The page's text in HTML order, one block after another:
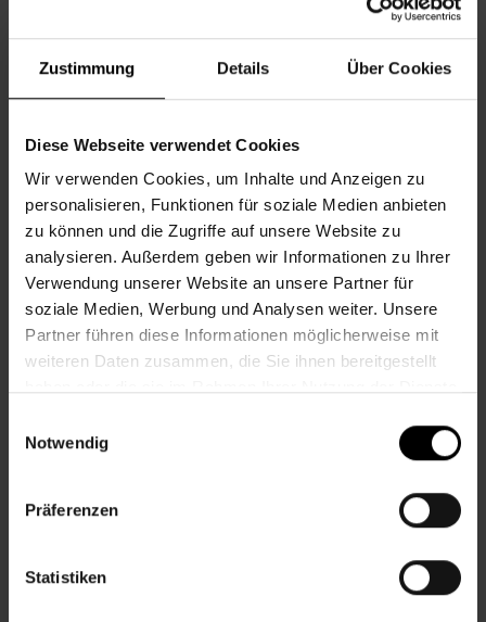
Zustimmung Details Über Cookies
Diese Webseite verwendet Cookies
Wir verwenden Cookies, um Inhalte und Anzeigen zu
personalisieren, Funktionen für soziale Medien anbieten
zu können und die Zugriffe auf unsere Website zu
analysieren. Außerdem geben wir Informationen zu Ihrer
Verwendung unserer Website an unsere Partner für
soziale Medien, Werbung und Analysen weiter. Unsere
Partner führen diese Informationen möglicherweise mit
weiteren Daten zusammen, die Sie ihnen bereitgestellt
Notwendig
Präferenzen
Statistiken
Öffnungszeiten. Freitag, 28.8., 9:00 - 12:00 Uhr.
Informationen zur Veranstaltung
Beginn Donnerstag, 27.08.2026,9.00 -
12.00
Veranstalter Nachbarschaftszentrum 06
NACHBARSCHAFTSZENTRUM 06
+43 1 512 36 61-3300
nachbarschaftszentren.wien